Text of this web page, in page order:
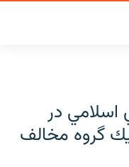
در
گروه مخالف